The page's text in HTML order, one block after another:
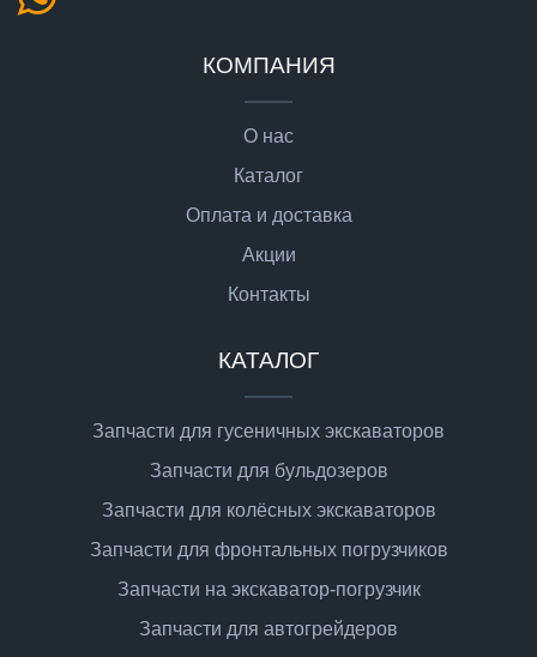
КОМПАНИЯ
О нас
Каталог
Оплата и доставка
Акции
Контакты
КАТАЛОГ
Запчасти для гусеничных экскаваторов
Запчасти для бульдозеров
Запчасти для колёсных экскаваторов
Запчасти для фронтальных погрузчиков
Запчасти на экскаватор-погрузчик
Запчасти для автогрейдеров